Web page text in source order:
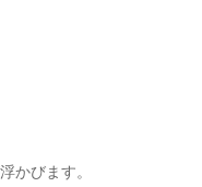
かびます。